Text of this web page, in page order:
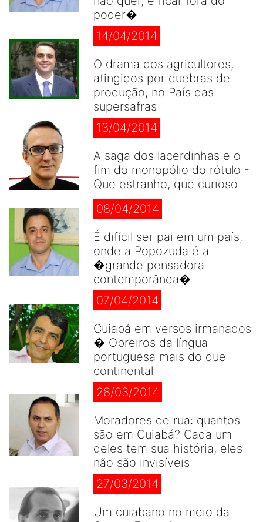
poder�
14/04/2014
O drama dos agricultores,
atingidos por quebras de
produção, no País das
supersafras
13/04/2014
A saga dos lacerdinhas e o
fim do monopólio do rótulo -
Que estranho, que curioso
08/04/2014
É difícil ser pai em um país,
onde a Popozuda é a
�grande pensadora
contemporânea�
07/04/2014
Cuiabá em versos irmanados
� Obreiros da língua
portuguesa mais do que
continental
28/03/2014
Moradores de rua: quantos
são em Cuiabá? Cada um
deles tem sua história, eles
não são invisíveis
27/03/2014
Um cuiabano no meio da